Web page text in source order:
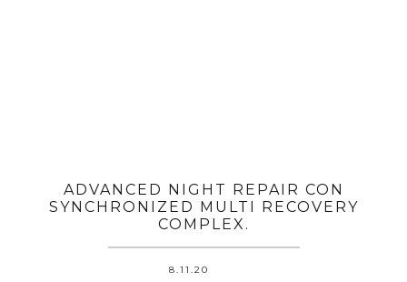
ADVANCED NIGHT REPAIR CON
SYNCHRONIZED MULTI RECOVERY
COMPLEX.
8.11.20